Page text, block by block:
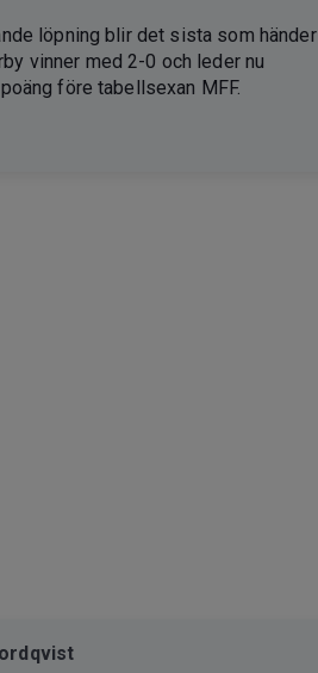
löpning blir det sista som
vinner med 2-0 och leder nu
före tabellsexan MFF.